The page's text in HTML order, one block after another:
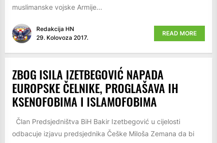
muslimanske vojske Armije...
Redakcija HN
29. Kolovoza 2017.
READ MORE
ZBOG ISILA IZETBEGOVIĆ NAPADA
EUROPSKE ČELNIKE, PROGLAŠAVA IH
KSENOFOBIMA I ISLAMOFOBIMA
Član Predsjedništva BiH Bakir Izetbegović u cijelosti
odbacuje izjavu predsjednika Češke Miloša Zemana da bi